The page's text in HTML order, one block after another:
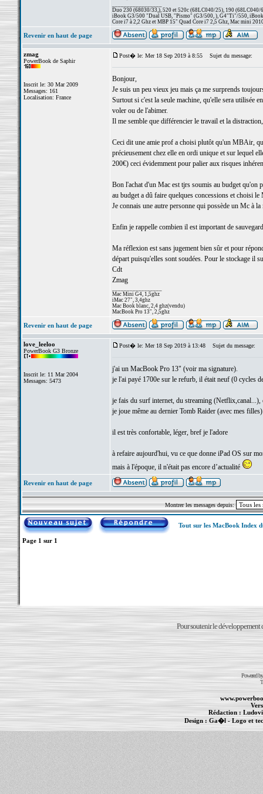
Duo 230 (68030/33,), 520 et 520c (68LC040/25), 190 (68LC040/
iBook G3/500 "Dual USB, "Pismo" (G3/500, ), G4"Ti"/550,
Core i7 à 2,2 Ghz et MBP 15" Quad Core i7 2,5 Ghz, Mac mini
Revenir en haut de page
zmag
PowerBook de Saphir
Inscrit le: 30 Mar 2009
Messages: 161
Localisation: France
Post� le: Mer 18 Sep 2019 à 8:55 Sujet du message:
Bonjour,
Je suis un peu vieux jeu mais ça me surprends
Surtout si c'est la seule machine, qu'elle sera utilisée
voler ou de l'abimer.
Il me semble que différencier le travail et la
Ceci dit une amie prof a choisi plutôt qu'un MBAir,
précieusement chez elle en ordi unique et sur lequel
200€) ceci évidemment pour palier aux risques
Bon l'achat d'un Mac est tjrs soumis au budget qu'on
au budget a dû faire quelques concessions et choisi
Je connais une autre personne qui possède un Mc à
Enfin je rappelle combien il est important de
Ma réflexion est sans jugement bien sûr et pour
départ puisqu'elles sont soudées. Pour le stockage il
Cdt
Zmag
Mac Mini G4, 1,5ghz
iMac 27", 3,4ghz
Mac Book blanc, 2,4 ghz(vendu)
MacBook Pro 13", 2,5ghz
Revenir en haut de page
love_leeloo
PowerBook G3 Bronze
Inscrit le: 11 Mar 2004
Messages: 5473
Post� le: Mer 18 Sep 2019 à 13:48 Sujet du message:
j'ai un MacBook Pro 13" (voir ma signature).
je l'ai payé 1700e sur le refurb, il était neuf (0 cycles
je fais du surf internet, du streaming
je joue même au dernier Tomb Raider (avec mes filles)
il est très confortable, léger, bref je l'adore
à refaire aujourd'hui, vu ce que donne iPad OS sur
mais à l'époque, il n'était pas encore d’actualité
Revenir en haut de page
Montrer les messages depuis:
Tout sur les MacBook Index
Page 1 sur 1
Pour soutenir le développement
Powered
Rédaction :
Design : Ga�l- Logo et
Informations : PowerBook -